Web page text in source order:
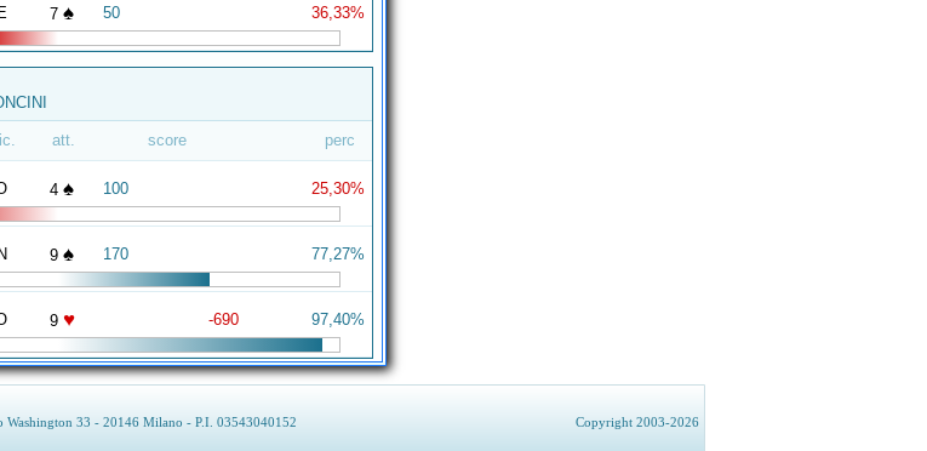
7 ♠ 50 36,33%
att. score perc
4 ♠ 100 25,30%
9 ♠ 170 77,27%
9 ♥ -690 97,40%
Washington 33 - 20146 Milano - P.I. 03543040152 Copyright 2003-2026